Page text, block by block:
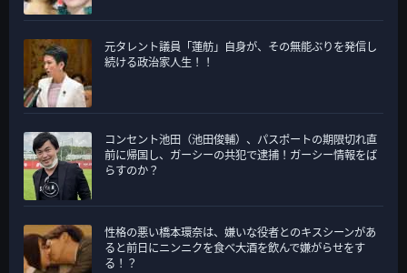
元タレント議員「蓮舫」自身が、その無能ぶりを発信し
続ける政治家人生！！
コンセント池田（池田俊輔）、パスポートの期限切れ直
前に帰国し、ガーシーの共犯で逮捕！ガーシー情報をば
らすのか？
性格の悪い橋本環奈は、嫌いな役者とのキスシーンがあ
ると前日にニンニクを食べ大酒を飲んで嫌がらせをす
る！？